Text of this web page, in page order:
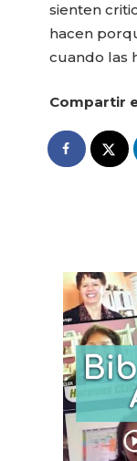
sienten
hacen
cuando las
Compartir